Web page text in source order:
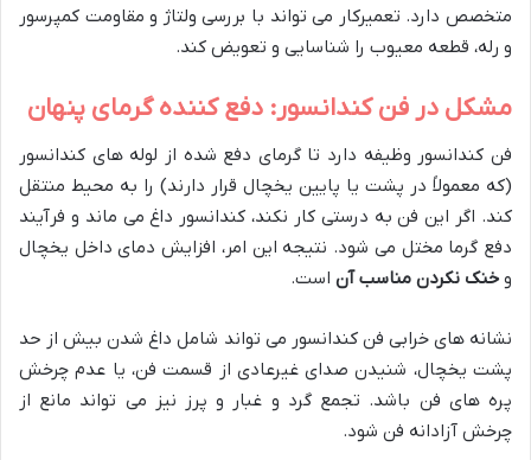
متخصص دارد. تعمیرکار می تواند با بررسی ولتاژ و مقاومت کمپرسور
و رله، قطعه معیوب را شناسایی و تعویض کند.
مشکل در فن کندانسور: دفع کننده گرمای پنهان
فن کندانسور وظیفه دارد تا گرمای دفع شده از لوله های کندانسور
(که معمولاً در پشت یا پایین یخچال قرار دارند) را به محیط منتقل
کند. اگر این فن به درستی کار نکند، کندانسور داغ می ماند و فرآیند
دفع گرما مختل می شود. نتیجه این امر، افزایش دمای داخل یخچال
و خنک نکردن مناسب آن است.
نشانه های خرابی فن کندانسور می تواند شامل داغ شدن بیش از حد
پشت یخچال، شنیدن صدای غیرعادی از قسمت فن، یا عدم چرخش
پره های فن باشد. تجمع گرد و غبار و پرز نیز می تواند مانع از
چرخش آزادانه فن شود.